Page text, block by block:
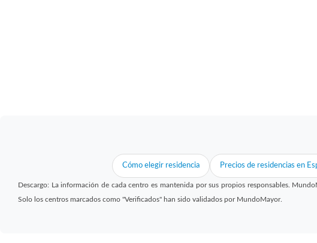
Cómo elegir residencia Precios de residencias en
Descargo: La información de cada centro es mantenida por sus propios responsables.
Solo los centros marcados como "Verificados" han sido validados por MundoMayor.